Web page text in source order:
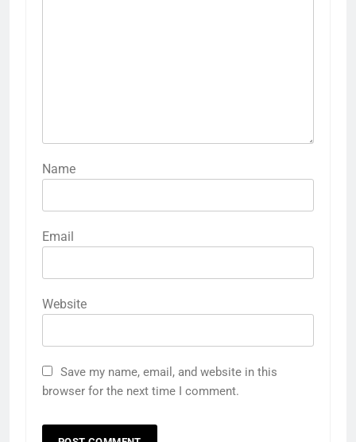
Name
Email
Website
Save my name, email, and website in this
browser for the next time I comment.